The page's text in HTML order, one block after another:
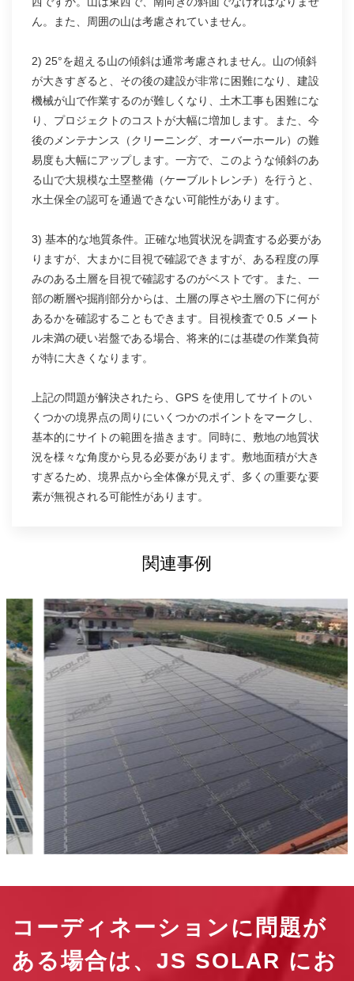
ん。また、周囲の山は考慮されていません。
2) 25°を超える山の傾斜は通常考慮されません。山の傾斜
が大きすぎると、その後の建設が非常に困難になり、建設
機械が山で作業するのが難しくなり、土木工事も困難にな
り、プロジェクトのコストが大幅に増加します。また、今
後のメンテナンス（クリーニング、オーバーホール）の難
易度も大幅にアップします。一方で、このような傾斜のあ
る山で大規模な土塁整備（ケーブルトレンチ）を行うと、
水土保全の認可を通過できない可能性があります。
3) 基本的な地質条件。正確な地質状況を調査する必要があ
りますが、大まかに目視で確認できますが、ある程度の厚
みのある土層を目視で確認するのがベストです。また、一
部の断層や掘削部分からは、土層の厚さや土層の下に何が
あるかを確認することもできます。目視検査で 0.5 メート
ル未満の硬い岩盤である場合、将来的には基礎の作業負荷
が特に大きくなります。
上記の問題が解決されたら、GPS を使用してサイトのい
くつかの境界点の周りにいくつかのポイントをマークし、
基本的にサイトの範囲を描きます。同時に、敷地の地質状
況を様々な角度から見る必要があります。敷地面積が大き
すぎるため、境界点から全体像が見えず、多くの重要な要
素が無視される可能性があります。
関連事例
コーディネーションに問題が
ある場合は、JS SOLAR にお